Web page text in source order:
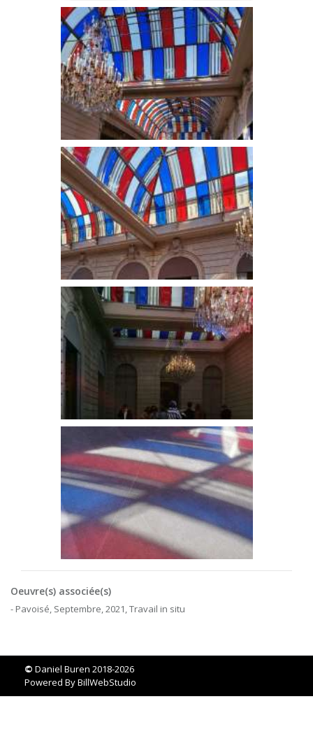
Oeuvre(s) associée(s)
- Pavoisé, Septembre, 2021, Travail in situ
© Daniel Buren 2018-2026
Powered ByBillWebStudio